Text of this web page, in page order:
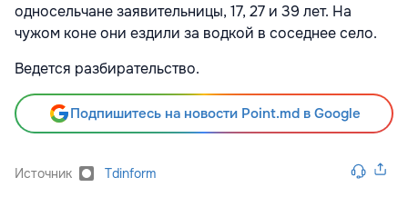
односельчане заявительницы, 17, 27 и 39 лет. На
чужом коне они ездили за водкой в соседнее село.
Ведется разбирательство.
Подпишитесь на новости Point.md в Google
Источник Tdinform